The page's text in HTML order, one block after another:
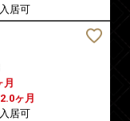
居可
月
2.0ヶ月
居可